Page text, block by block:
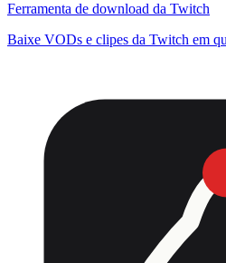
Ferramenta de download da Twitch
Baixe VODs e clipes da Twitch em